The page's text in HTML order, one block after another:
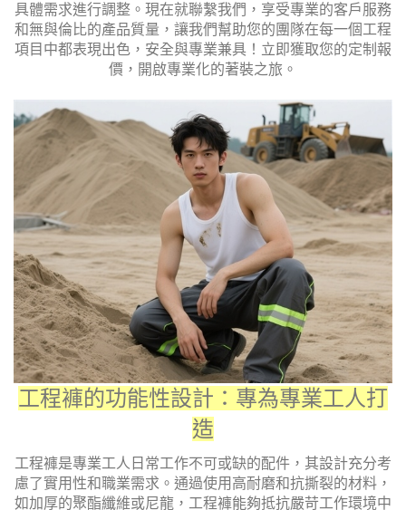
具體需求進行調整。現在就聯繫我們，享受專業的客戶服務
和無與倫比的產品質量，讓我們幫助您的團隊在每一個工程
項目中都表現出色，安全與專業兼具！立即獲取您的定制報
價，開啟專業化的著裝之旅。
工程褲的功能性設計：專為專業工人打
造
工程褲是專業工人日常工作不可或缺的配件，其設計充分考
慮了實用性和職業需求。通過使用高耐磨和抗撕裂的材料，
如加厚的聚酯纖維或尼龍，工程褲能夠抵抗嚴苛工作環境中